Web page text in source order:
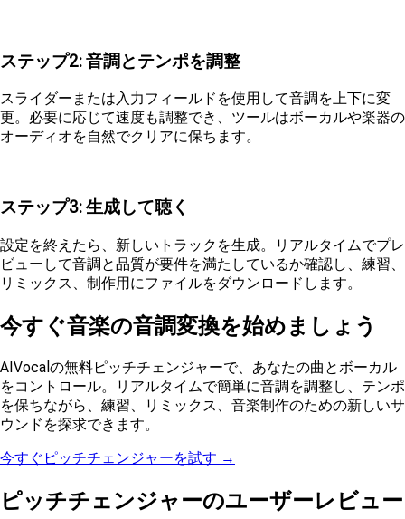
ステップ2: 音調とテンポを調整
スライダーまたは入力フィールドを使用して音調を上下に変
更。必要に応じて速度も調整でき、ツールはボーカルや楽器の
オーディオを自然でクリアに保ちます。
ステップ3: 生成して聴く
設定を終えたら、新しいトラックを生成。リアルタイムでプレ
ビューして音調と品質が要件を満たしているか確認し、練習、
リミックス、制作用にファイルをダウンロードします。
今すぐ音楽の音調変換を始めましょう
AIVocalの無料ピッチチェンジャーで、あなたの曲とボーカル
をコントロール。リアルタイムで簡単に音調を調整し、テンポ
を保ちながら、練習、リミックス、音楽制作のための新しいサ
ウンドを探求できます。
今すぐピッチチェンジャーを試す →
ピッチチェンジャーのユーザーレビュー